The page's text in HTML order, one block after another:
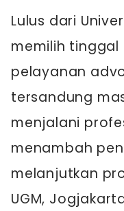
Lulus dari
memilih tinggal
pelayanan
tersandung
menjalani
menambah
melanjutkan
UGM,